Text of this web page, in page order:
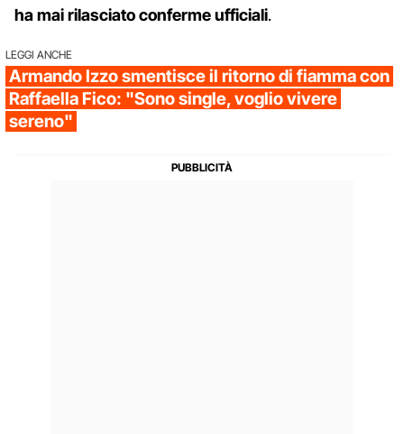
ha mai rilasciato conferme ufficiali.
LEGGI ANCHE
Armando Izzo smentisce il ritorno di fiamma con
Raffaella Fico: "Sono single, voglio vivere
sereno"